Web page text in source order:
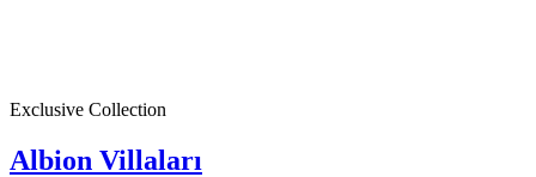
Exclusive Collection
Albion Villaları